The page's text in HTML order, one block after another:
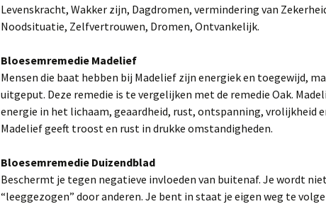
Levenskracht, Wakker zijn, Dagdromen, vermindering van
Noodsituatie, Zelfvertrouwen, Dromen, Ontvankelijk.
Bloesemremedie Madelief
Mensen die baat hebben bij Madelief zijn energiek en toegewijd,
uitgeput. Deze remedie is te vergelijken met de remedie Oak.
energie in het lichaam, geaardheid, rust, ontspanning, vrolijkheid
Madelief geeft troost en rust in drukke omstandigheden.
Bloesemremedie Duizendblad
Beschermt je tegen negatieve invloeden van buitenaf. Je wordt
“leeggezogen” door anderen. Je bent in staat je eigen weg te